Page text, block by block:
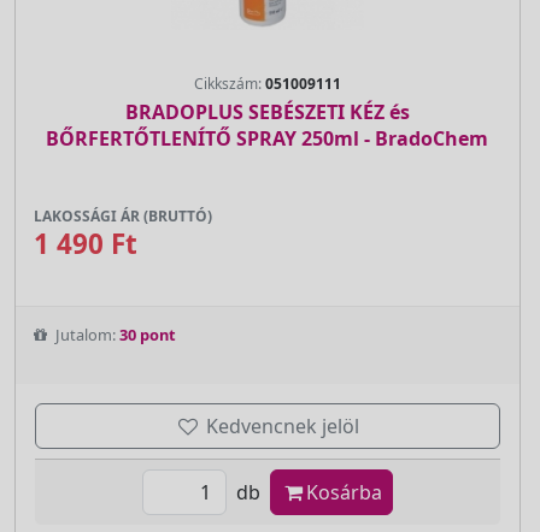
Cikkszám:051009111
BRADOPLUS SEBÉSZETI KÉZ és
BŐRFERTŐTLENÍTŐ SPRAY 250ml - BradoChem
LAKOSSÁGI ÁR (BRUTTÓ)
1 490 Ft
Jutalom:30 pont
Kedvencnek jelöl
db Kosárba